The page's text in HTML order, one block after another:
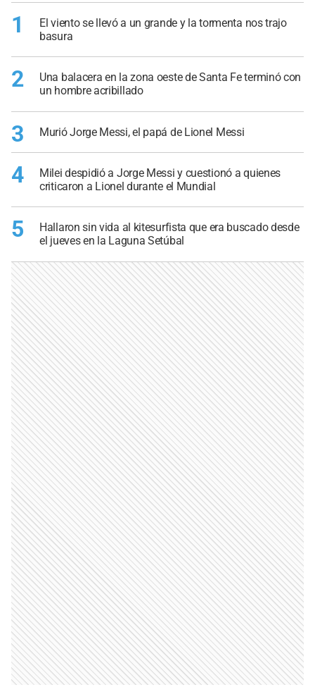
1
El viento se llevó a un grande y la tormenta nos trajo
basura
2
Una balacera en la zona oeste de Santa Fe terminó con
un hombre acribillado
3 Murió Jorge Messi, el papá de Lionel Messi
4
Milei despidió a Jorge Messi y cuestionó a quienes
criticaron a Lionel durante el Mundial
5
Hallaron sin vida al kitesurfista que era buscado desde
el jueves en la Laguna Setúbal